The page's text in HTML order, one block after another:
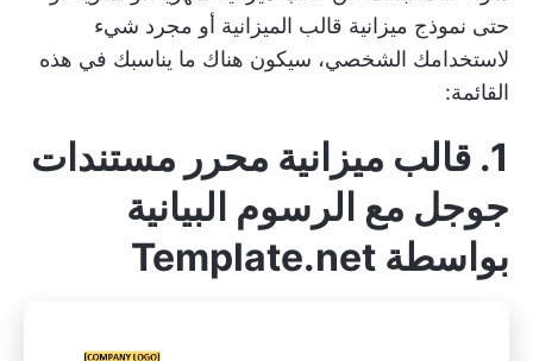
حتى نموذج ميزانية قالب الميزانية أو مجرد شيء
لاستخدامك الشخصي، سيكون هناك ما يناسبك في هذه
القائمة:
1. قالب ميزانية محرر مستندات
جوجل مع الرسوم البيانية
بواسطة Template.net